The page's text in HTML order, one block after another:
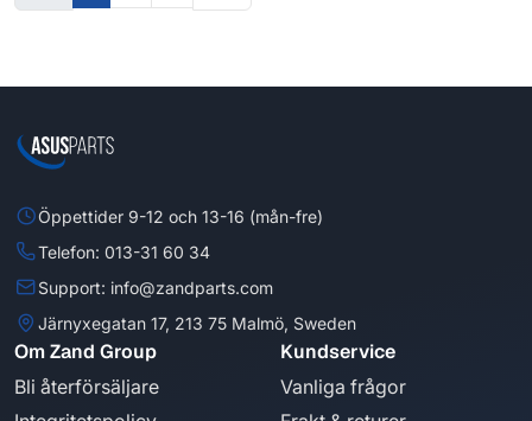
Öppettider 9-12 och 13-16 (mån-fre)
Telefon: 013-31 60 34
Support: info@zandparts.com
Järnyxegatan 17, 213 75 Malmö, Sweden
Om Zand Group
Bli återförsäljare
Kundservice
Vanliga frågor